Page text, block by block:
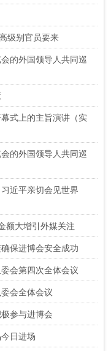
级别官员要来
的外国领导人共同巡
式上的主旨演讲（实
的外国领导人共同巡
近平亲切会见世界
额大增引外媒关注
保进博会安全成功
会第四次全体会议
会全体会议
参与进博会
日进场